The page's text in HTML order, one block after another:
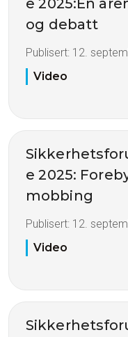
og debatt
Publisert: 12.
Video
e 2025:
mobbing
Publisert: 12.
Video